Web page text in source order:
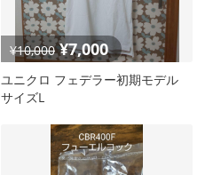
¥10,000 ¥7,000
ユニクロ フェデラー初期モデル
サイズL